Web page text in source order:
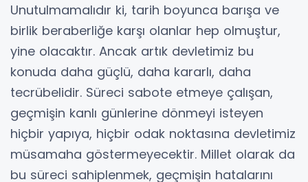
Unutulmamalıdır ki, tarih boyunca barışa ve
birlik beraberliğe karşı olanlar hep olmuştur,
yine olacaktır. Ancak artık devletimiz bu
konuda daha güçlü, daha kararlı, daha
tecrübelidir. Süreci sabote etmeye çalışan,
geçmişin kanlı günlerine dönmeyi isteyen
hiçbir yapıya, hiçbir odak noktasına devletimiz
müsamaha göstermeyecektir. Millet olarak da
bu süreci sahiplenmek, geçmişin hatalarını